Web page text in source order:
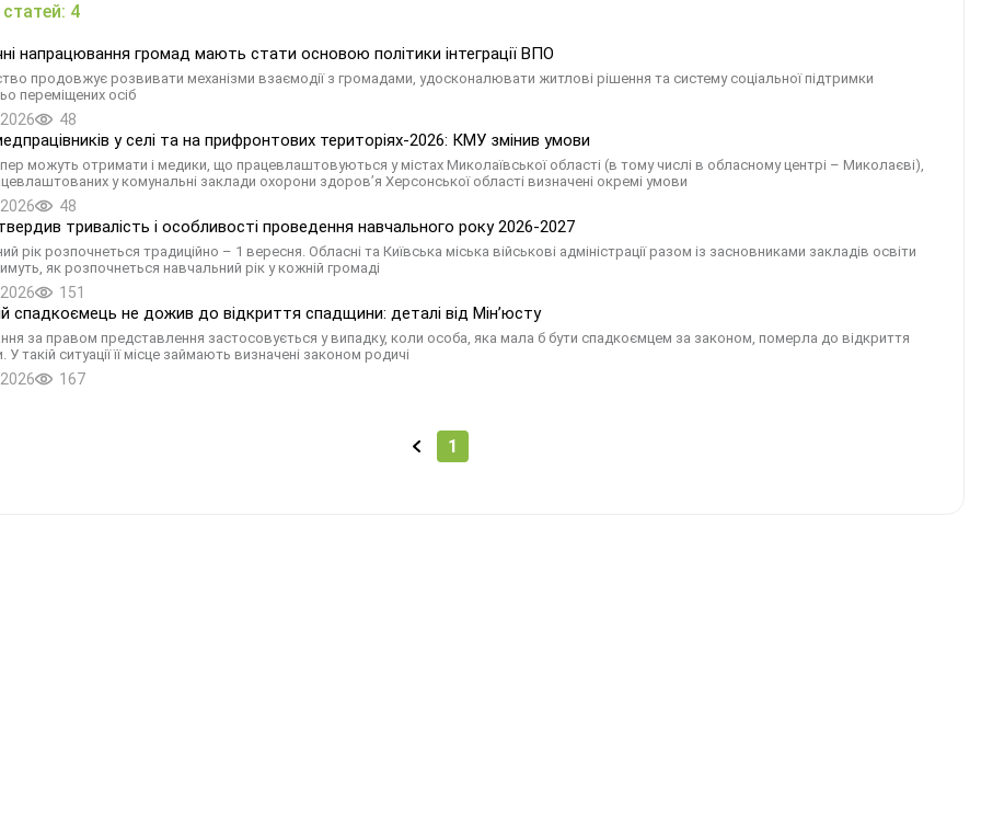
4
напрацювання громад мають стати основою політики інтеграції ВПО
продовжує розвивати механізми взаємодії з громадами, удосконалювати житлові рішення та систему соціальної підтримки
переміщених осіб
48
у селі та на прифронтових територіях-2026: КМУ змінив умови
можуть отримати і медики, що працевлаштовуються у містах Миколаївської області (в тому числі в обласному центрі – Миколаєві),
у комунальні заклади охорони здоров’я Херсонської області визначені окремі умови
48
тривалість і особливості проведення навчального року 2026-2027
рік розпочнеться традиційно – 1 вересня. Обласні та Київська міська військові адміністрації разом із засновниками закладів освіти
як розпочнеться навчальний рік у кожній громаді
151
спадкоємець не дожив до відкриття спадщини: деталі від Мінʼюсту
за правом представлення застосовується у випадку, коли особа, яка мала б бути спадкоємцем за законом, померла до відкриття
У такій ситуації її місце займають визначені законом родичі
167
1